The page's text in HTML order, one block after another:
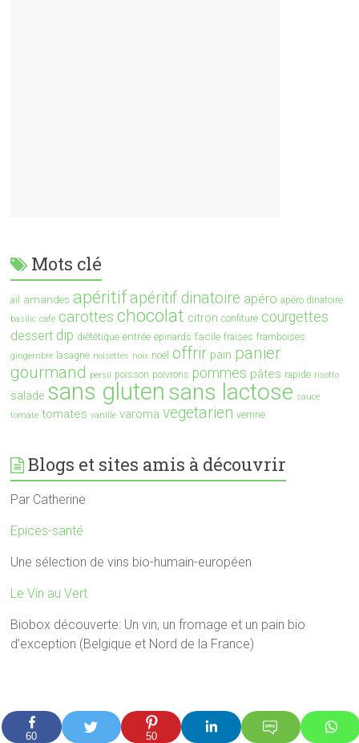
60 50
Mots clé
ail amandes apéritifapéritif dinatoire apéro apéro dinatoire
basilic café carottes chocolat citron confiture courgettes
dessert dip diététique entrée epinards facile fraises framboises
gingembre lasagne noisettes noix noël offrir pain panier
gourmand persil poisson poivrons pommes pâtes rapide risotto
salade sans gluten sans lactose sauce
tomate tomates vanille varoma vegetarien verrine
Blogs et sites amis à découvrir
Par Catherine
Epices-santé
Une sélection de vins bio-humain-européen
Le Vin au Vert
Biobox découverte: Un vin, un fromage et un pain bio
d’exception (Belgique et Nord de la France)